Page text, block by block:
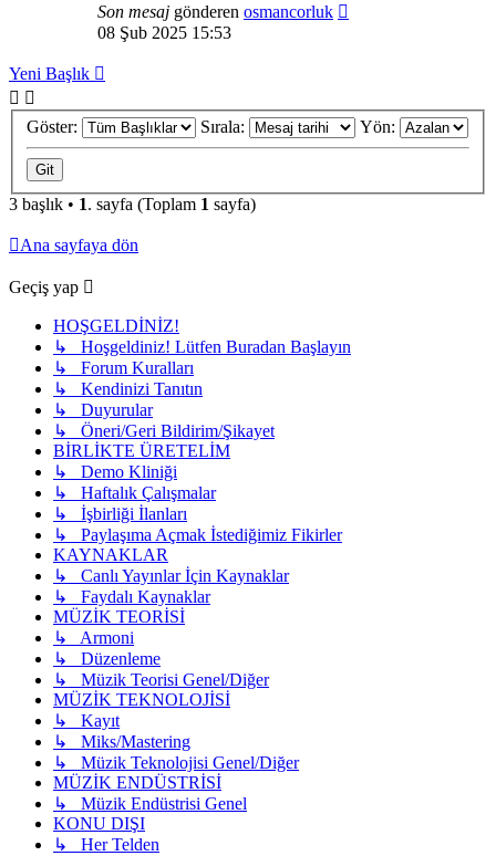
Son mesaj gönderen osmancorluk
08 Şub 2025 15:53
Yeni Başlık
Göster: Sırala: Yön:
3 başlık • 1. sayfa (Toplam 1 sayfa)
Ana sayfaya dön
Geçiş yap
HOŞGELDİNİZ!
↳ Hoşgeldiniz! Lütfen Buradan Başlayın
↳ Forum Kuralları
↳ Kendinizi Tanıtın
↳ Duyurular
↳ Öneri/Geri Bildirim/Şikayet
BİRLİKTE ÜRETELİM
↳ Demo Kliniği
↳ Haftalık Çalışmalar
↳ İşbirliği İlanları
↳ Paylaşıma Açmak İstediğimiz Fikirler
KAYNAKLAR
↳ Canlı Yayınlar İçin Kaynaklar
↳ Faydalı Kaynaklar
MÜZİK TEORİSİ
↳ Armoni
↳ Düzenleme
↳ Müzik Teorisi Genel/Diğer
MÜZİK TEKNOLOJİSİ
↳ Kayıt
↳ Miks/Mastering
↳ Müzik Teknolojisi Genel/Diğer
MÜZİK ENDÜSTRİSİ
↳ Müzik Endüstrisi Genel
KONU DIŞI
↳ Her Telden